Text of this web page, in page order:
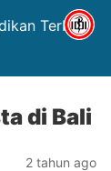
Terbaru
di Bali
2 tahun ago